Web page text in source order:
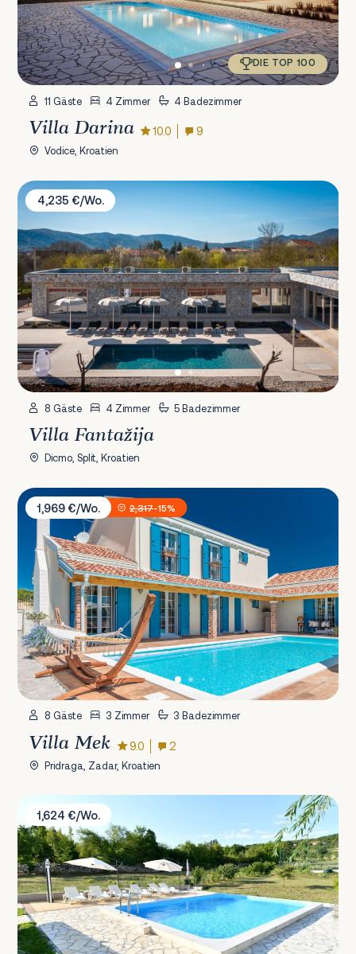
DIE TOP 100
11 Gäste 4 Zimmer 4 Badezimmer
Villa Darina 10.0 9
Vodice, Kroatien
Villa Fantažija
4,235 €/Wo.
8 Gäste 4 Zimmer 5 Badezimmer
Villa Fantažija
Dicmo, Split, Kroatien
Villa Mek
1,969 €/Wo.
2,317-15%
8 Gäste 3 Zimmer 3 Badezimmer
Villa Mek 9.0 2
Pridraga, Zadar, Kroatien
Villa Green Oasis
1,624 €/Wo.